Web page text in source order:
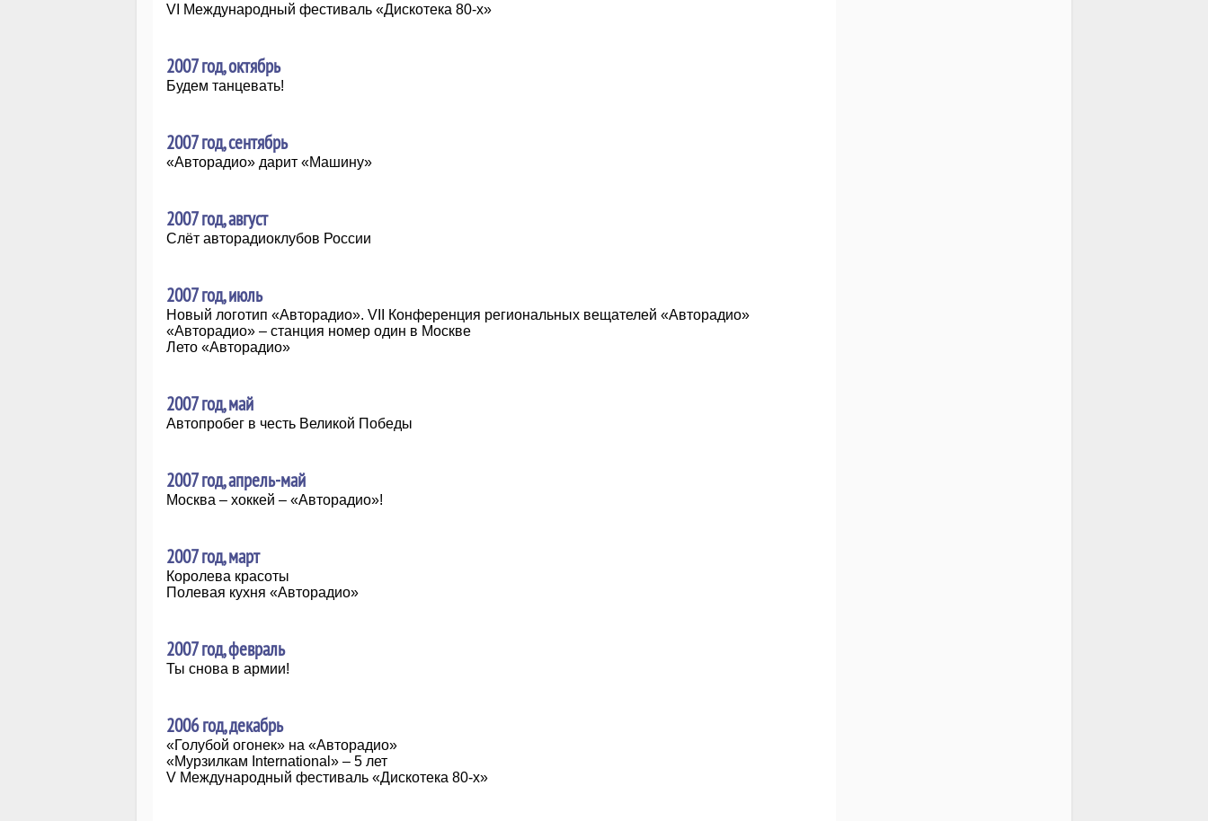
VI Международный фестиваль «Дискотека 80-х»
2007 год, октябрь
Будем танцевать!
2007 год, сентябрь
«Авторадио» дарит «Машину»
2007 год, август
Слёт авторадиоклубов России
2007 год, июль
Новый логотип «Авторадио». VII Конференция региональных вещателей «Авторадио»
«Авторадио» – станция номер один в Москве
Лето «Авторадио»
2007 год, май
Автопробег в честь Великой Победы
2007 год, апрель-май
Москва – хоккей – «Авторадио»!
2007 год, март
Королева красоты
Полевая кухня «Авторадио»
2007 год, февраль
Ты снова в армии!
2006 год, декабрь
«Голубой огонек» на «Авторадио»
«Мурзилкам International» – 5 лет
V Международный фестиваль «Дискотека 80-х»